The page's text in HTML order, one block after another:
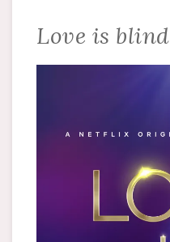
Love is blind